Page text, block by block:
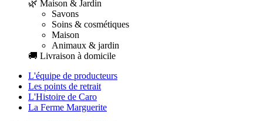
🌿 Maison & Jardin
Savons
Soins & cosmétiques
Maison
Animaux & jardin
🚚 Livraison à domicile
L'équipe de producteurs
Les points de retrait
L'Histoire de Caro
La Ferme Marguerite